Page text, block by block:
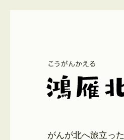
がんが北へ旅立った